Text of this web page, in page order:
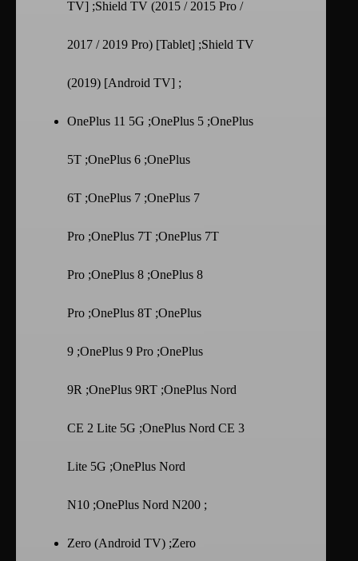
TV] ;Shield TV (2015 / 2015 Pro /
2017 / 2019 Pro) [Tablet] ;Shield TV
(2019) [Android TV] ;
OnePlus 11 5G ;OnePlus 5 ;OnePlus
5T ;OnePlus 6 ;OnePlus
6T ;OnePlus 7 ;OnePlus 7
Pro ;OnePlus 7T ;OnePlus 7T
Pro ;OnePlus 8 ;OnePlus 8
Pro ;OnePlus 8T ;OnePlus
9 ;OnePlus 9 Pro ;OnePlus
9R ;OnePlus 9RT ;OnePlus Nord
CE 2 Lite 5G ;OnePlus Nord CE 3
Lite 5G ;OnePlus Nord
N10 ;OnePlus Nord N200 ;
Zero (Android TV) ;Zero